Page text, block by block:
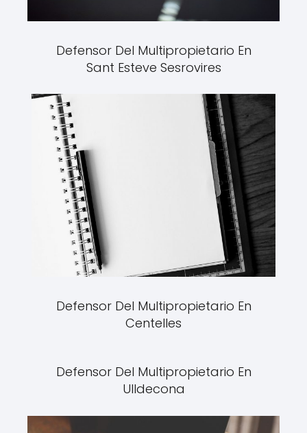
Defensor Del Multipropietario En
Sant Esteve Sesrovires
Defensor Del Multipropietario En
Centelles
Defensor Del Multipropietario En
Ulldecona